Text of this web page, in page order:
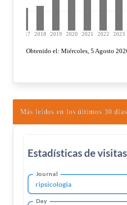
Más leídos en los últimos 30 días